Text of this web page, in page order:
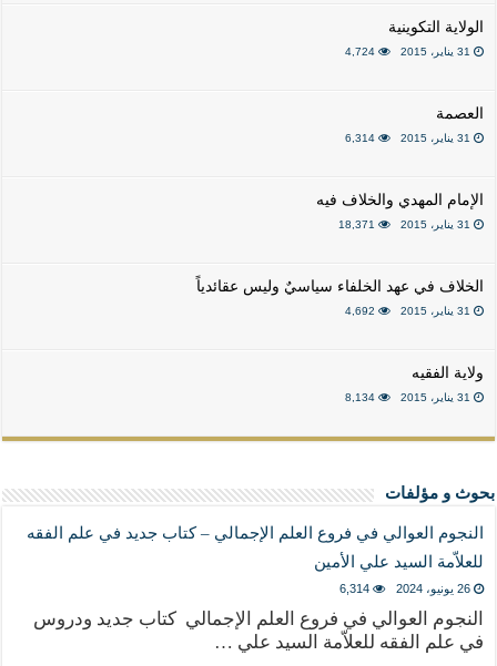
الولاية التكوينية
31 يناير، 2015 4,724
العصمة
31 يناير، 2015 6,314
الإمام المهدي والخلاف فيه
31 يناير، 2015 18,371
الخلاف في عهد الخلفاء سياسيٌ وليس عقائدياً
31 يناير، 2015 4,692
ولاية الفقيه
31 يناير، 2015 8,134
بحوث و مؤلفات
النجوم العوالي في فروع العلم الإجمالي – كتاب جديد في علم الفقه
للعلاّمة السيد علي الأمين
26 يونيو، 2024 6,314
النجوم العوالي في فروع العلم الإجمالي كتاب جديد ودروس
في علم الفقه للعلاّمة السيد علي …